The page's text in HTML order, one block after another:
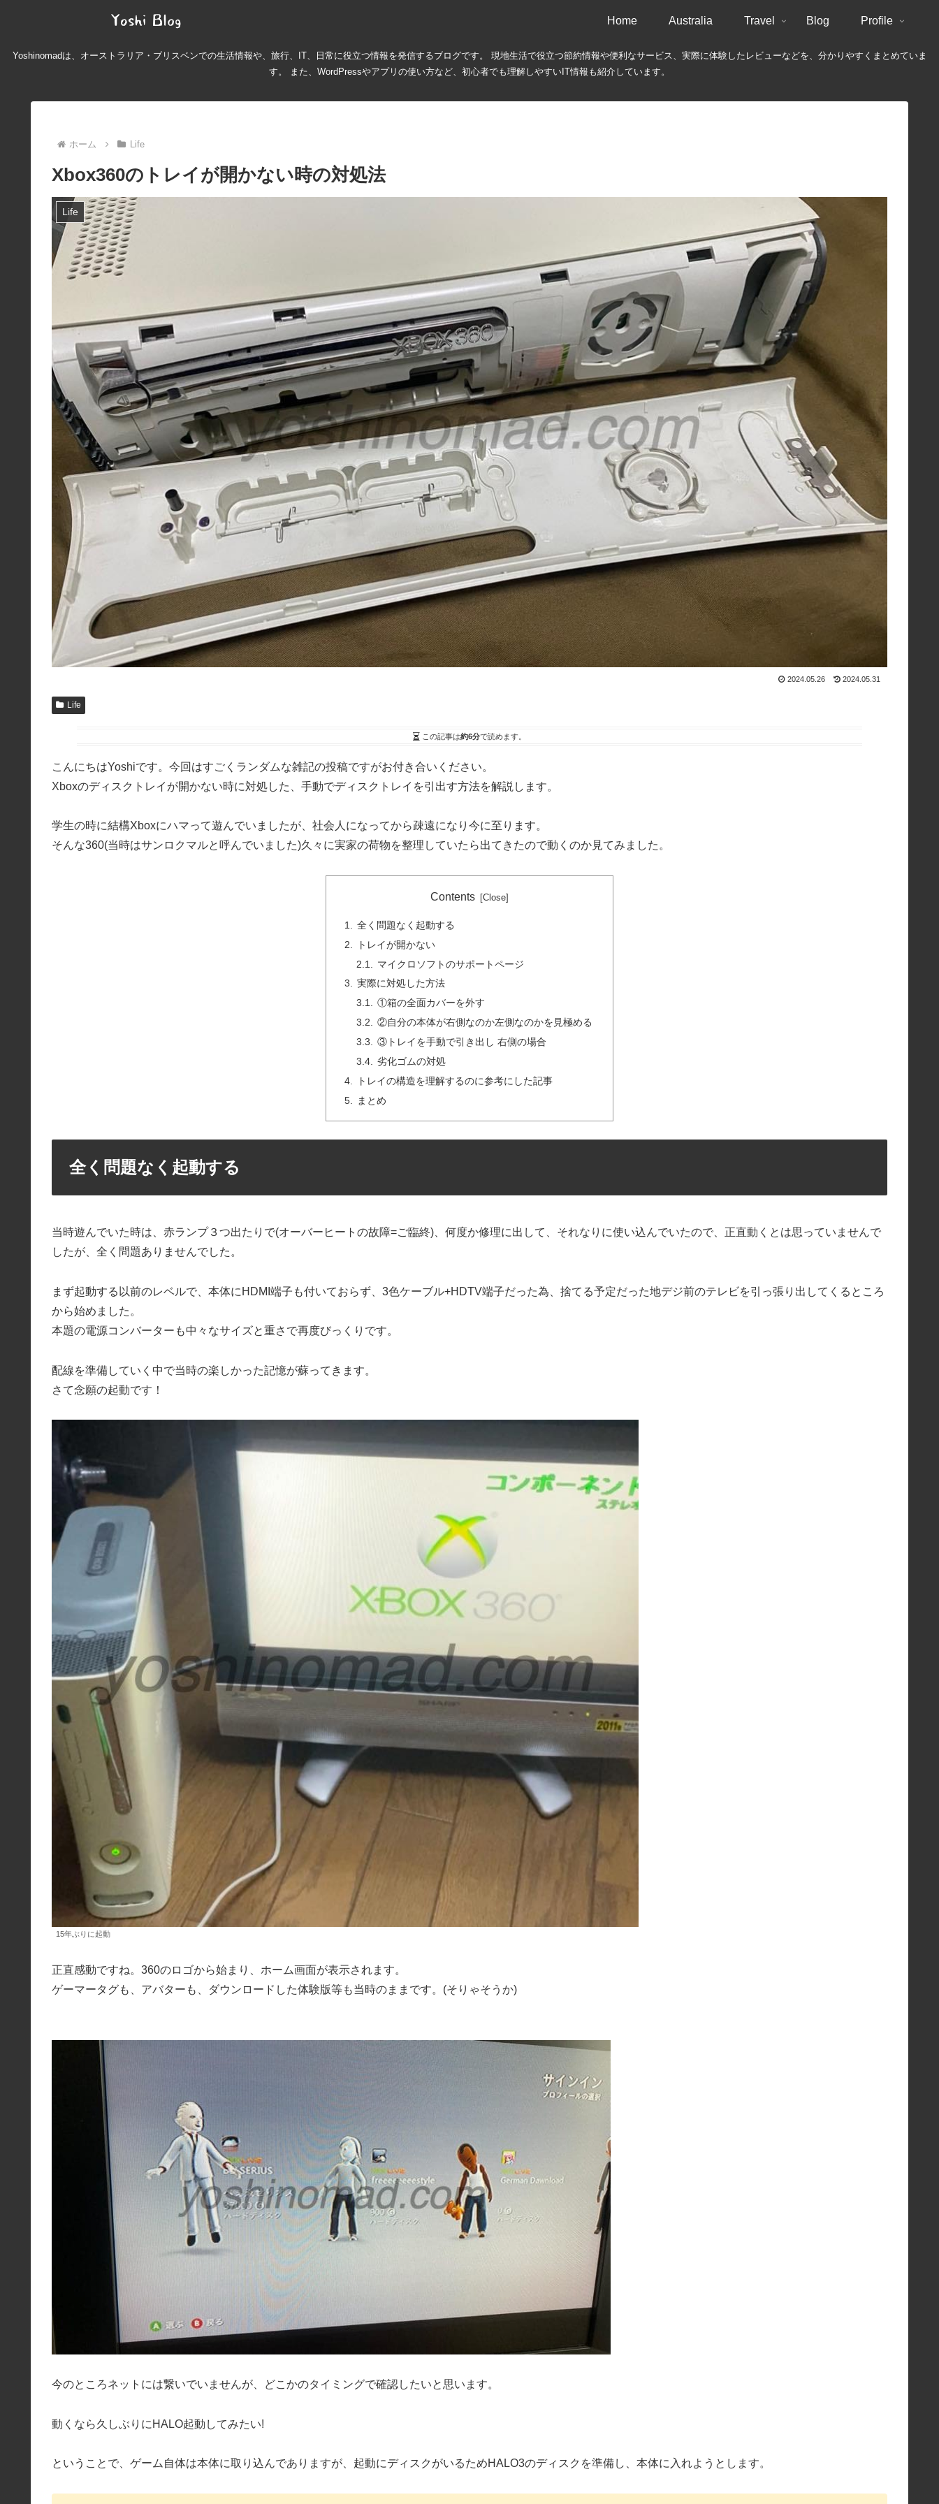
Home Australia Travel Blog Profile
Yoshinomadは、オーストラリア・ブリスベンでの生活情報や、旅行、IT、日常に役立つ情報を発信するブログです。 現地生活で役立つ節約情報や便利なサービス、実際に体験したレビューなどを、分かりやすくまとめていま
す。 また、WordPressやアプリの使い方など、初心者でも理解しやすいIT情報も紹介しています。
ホーム Life
Xbox360のトレイが開かない時の対処法
Life
2024.05.26 2024.05.31
Life
この記事は約6分で読めます。
こんにちはYoshiです。今回はすごくランダムな雑記の投稿ですがお付き合いください。
Xboxのディスクトレイが開かない時に対処した、手動でディスクトレイを引出す方法を解説します。
学生の時に結構Xboxにハマって遊んでいましたが、社会人になってから疎遠になり今に至ります。
そんな360(当時はサンロクマルと呼んでいました)久々に実家の荷物を整理していたら出てきたので動くのか見てみました。
Contents
全く問題なく起動する
トレイが開かない
マイクロソフトのサポートページ
実際に対処した方法
①箱の全面カバーを外す
②自分の本体が右側なのか左側なのかを見極める
③トレイを手動で引き出し 右側の場合
劣化ゴムの対処
トレイの構造を理解するのに参考にした記事
まとめ
全く問題なく起動する
当時遊んでいた時は、赤ランプ３つ出たりで(オーバーヒートの故障=ご臨終)、何度か修理に出して、それなりに使い込んでいたので、正直動くとは思っていませんで
したが、全く問題ありませんでした。
まず起動する以前のレベルで、本体にHDMI端子も付いておらず、3色ケーブル+HDTV端子だった為、捨てる予定だった地デジ前のテレビを引っ張り出してくるところ
から始めました。
本題の電源コンバーターも中々なサイズと重さで再度びっくりです。
配線を準備していく中で当時の楽しかった記憶が蘇ってきます。
さて念願の起動です！
15年ぶりに起動
正直感動ですね。360のロゴから始まり、ホーム画面が表示されます。
ゲーマータグも、アバターも、ダウンロードした体験版等も当時のままです。(そりゃそうか)
今のところネットには繋いでいませんが、どこかのタイミングで確認したいと思います。
動くなら久しぶりにHALO起動してみたい!
ということで、ゲーム自体は本体に取り込んでありますが、起動にディスクがいるためHALO3のディスクを準備し、本体に入れようとします。